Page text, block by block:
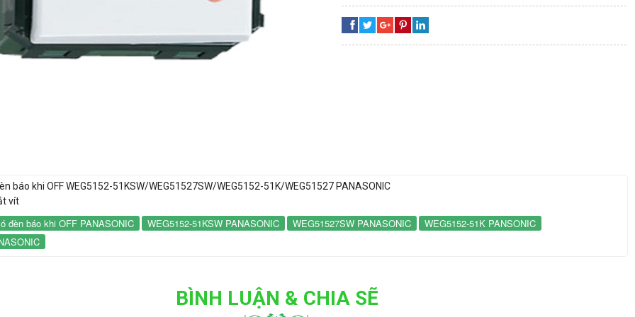
MẶT TRỜI
MÁNG CÁP
báo khi OFF WEG5152-51KSW/WEG51527SW/WEG5152-51K/WEG51527 PANASONIC
vít
đèn báo khi OFF PANASONIC WEG5152-51KSW PANASONIC WEG51527SW PANASONIC
WEG5152-51K PANSONIC
BÌNH LUẬN & CHIA SẼ